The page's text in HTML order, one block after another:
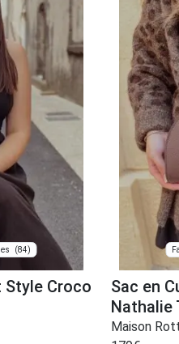
(84)
Style Croco
Sac en
Nathalie
Maison